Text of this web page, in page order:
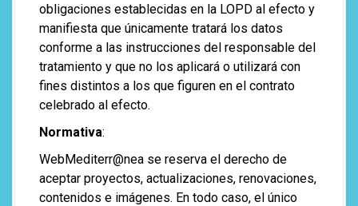
obligaciones establecidas en la LOPD al efecto y
manifiesta que únicamente tratará los datos
conforme a las instrucciones del responsable del
tratamiento y que no los aplicará o utilizará con
fines distintos a los que figuren en el contrato
celebrado al efecto.
Normativa:
WebMediterr@nea se reserva el derecho de
aceptar proyectos, actualizaciones, renovaciones,
contenidos e imágenes. En todo caso, el único